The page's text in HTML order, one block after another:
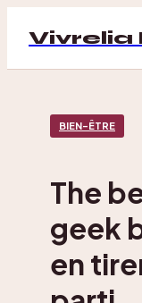
Vivrelia
BIEN-ÊTRE
The
geek
en